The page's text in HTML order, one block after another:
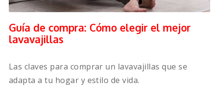
Guía de compra: Cómo elegir el mejor
lavavajillas
Las claves para comprar un lavavajillas que se
adapta a tu hogar y estilo de vida.